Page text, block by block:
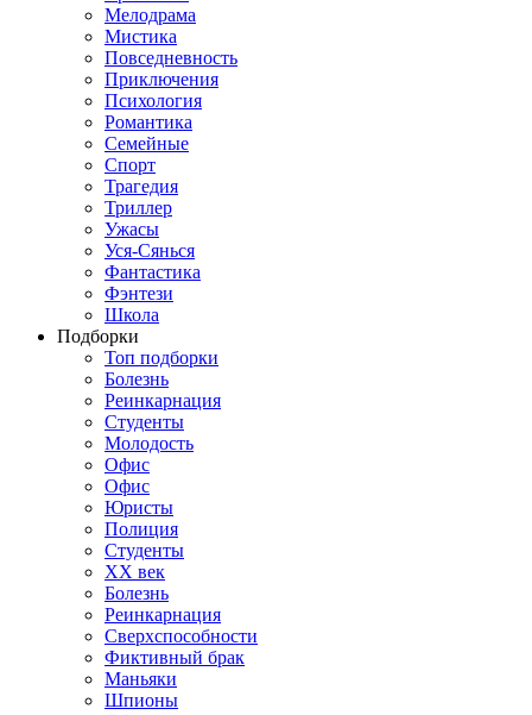
Мелодрама
Мистика
Повседневность
Приключения
Психология
Романтика
Семейные
Спорт
Трагедия
Триллер
Ужасы
Уся-Сянься
Фантастика
Фэнтези
Школа
Подборки
Топ подборки
Болезнь
Реинкарнация
Студенты
Молодость
Офис
Офис
Юристы
Полиция
Студенты
ХХ век
Болезнь
Реинкарнация
Сверхспособности
Фиктивный брак
Маньяки
Шпионы